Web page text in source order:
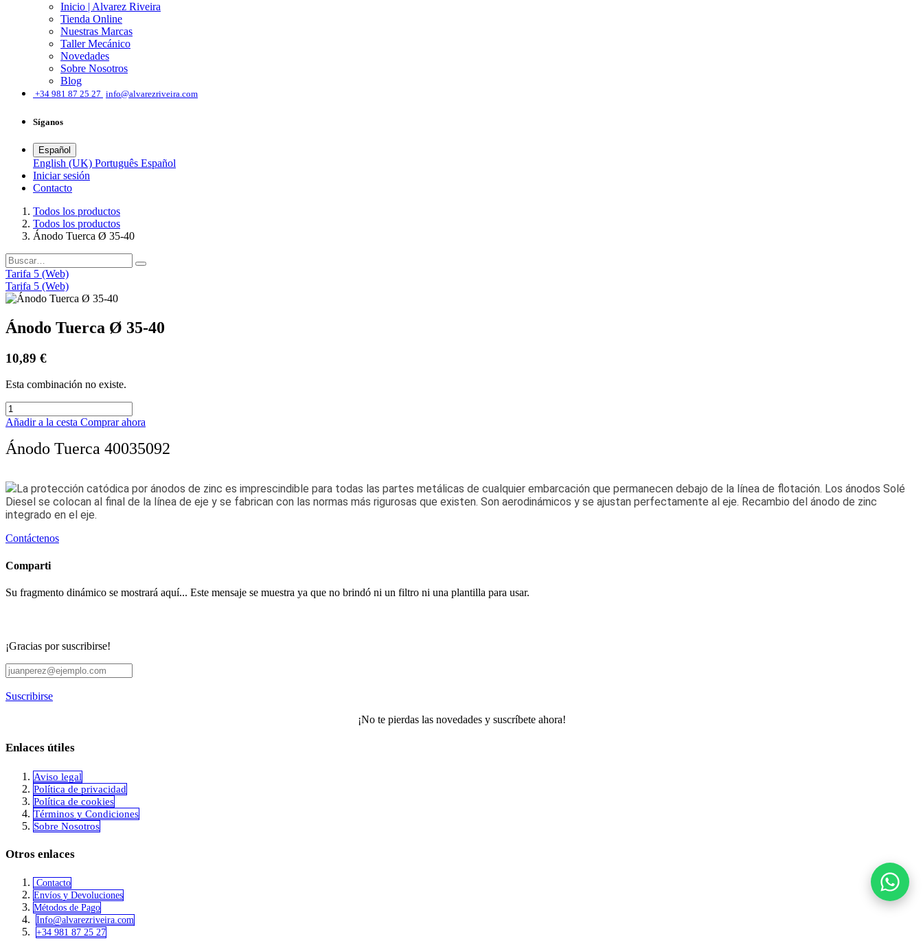
Inicio | Alvarez Riveira
Tienda Online
Nuestras Marcas
Taller Mecánico
Novedades
Sobre Nosotros
Blog
+34 981 87 25 27 info@alvarezriveira.com
Síganos
Español
English (UK) Português Español
Iniciar sesión
​Contacto
Todos los productos
Todos los productos
Ánodo Tuerca Ø 35-40
Tarifa 5 (Web)
Tarifa 5 (Web)
Ánodo Tuerca Ø 35-40
10,89 €
Esta combinación no existe.
Añadir a la cesta Comprar ahora
Ánodo Tuerca 40035092
La protección catódica por ánodos de zinc es imprescindible para todas las partes metálicas de cualquier embarcación que permanecen debajo de la línea de flotación. Los ánodos Solé
Diesel se colocan al final de la línea de eje y se fabrican con las normas más rigurosas que existen. Son aerodinámicos y se ajustan perfectamente al eje. Recambio del ánodo de zinc
integrado en el eje.
Contáctenos
Comparti
Su fragmento dinámico se mostrará aquí... Este mensaje se muestra ya que no brindó ni un filtro ni una plantilla para usar.
¡Gracias por suscribirse!
Suscribirse
¡No te pierdas las novedades y suscríbete ahora!
Enlaces útiles
Aviso legal
Política de privacidad
​Política de cookies
Términos y Condiciones
Sobre Nosotros
Otros enlaces
Contacto
Envíos y Devoluciones
Métodos de Pago
Info@alvar​​ezriveira.com
+34 981 87 25 27